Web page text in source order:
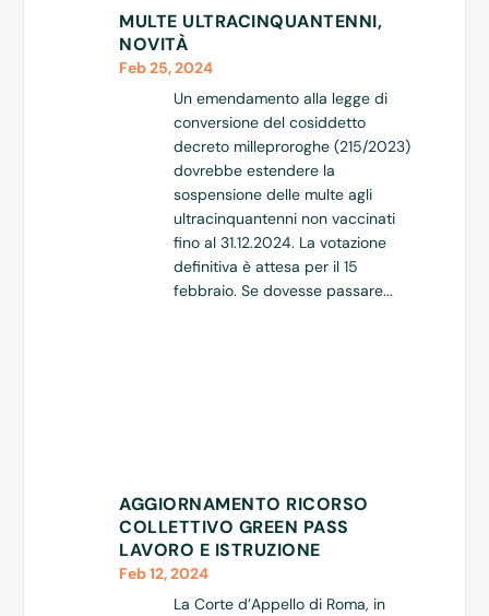
MULTE ULTRACINQUANTENNI,
NOVITÀ
Feb 25, 2024
Un emendamento alla legge di
conversione del cosiddetto
decreto milleproroghe (215/2023)
dovrebbe estendere la
sospensione delle multe agli
ultracinquantenni non vaccinati
fino al 31.12.2024. La votazione
definitiva è attesa per il 15
febbraio. Se dovesse passare...
AGGIORNAMENTO RICORSO
COLLETTIVO GREEN PASS
LAVORO E ISTRUZIONE
Feb 12, 2024
La Corte d’Appello di Roma, in